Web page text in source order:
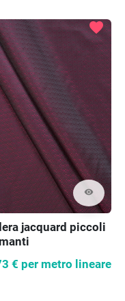
visibility
favorite
jacquard piccoli
€ per metro lineare